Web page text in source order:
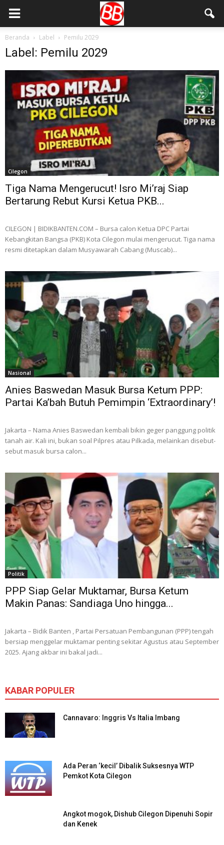
Beranda Label Pemilu 2029
Label: Pemilu 2029
Cilegon
Tiga Nama Mengerucut! Isro Mi’raj Siap
Bertarung Rebut Kursi Ketua PKB...
CILEGON | BIDIKBANTEN.COM – Bursa calon Ketua DPC Partai
Kebangkitan Bangsa (PKB) Kota Cilegon mulai mengerucut. Tiga nama
resmi ditetapkan dalam Musyawarah Cabang (Muscab)...
Nasional
Anies Baswedan Masuk Bursa Ketum PPP:
Partai Ka’bah Butuh Pemimpin ‘Extraordinary’!
Jakarta – Nama Anies Baswedan kembali bikin geger panggung politik
tanah air. Kali ini, bukan soal Pilpres atau Pilkada, melainkan disebut-
sebut masuk bursa calon...
Politik
PPP Siap Gelar Muktamar, Bursa Ketum
Makin Panas: Sandiaga Uno hingga...
Jakarta – Bidik Banten , Partai Persatuan Pembangunan (PPP) tengah
bersiap menggelar muktamar penting sekitar Agustus atau September
2025. Ajang akbar ini bakal jadi...
KABAR POPULER
Cannavaro: Inggris Vs Italia Imbang
Ada Peran ‘kecil’ Dibalik Suksesnya WTP
Pemkot Kota Cilegon
Angkot mogok, Dishub Cilegon Dipenuhi Sopir
dan Kenek